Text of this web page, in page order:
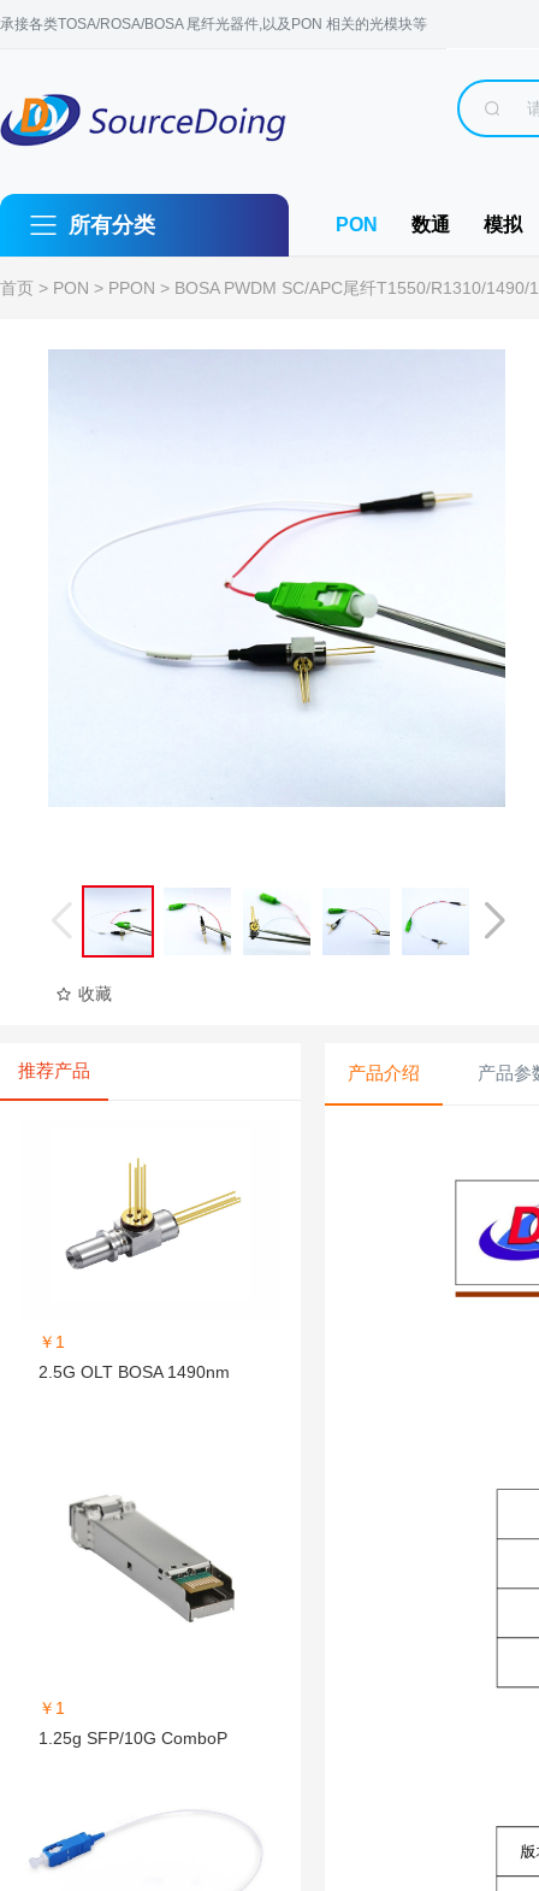
承接各类TOSA/ROSA/BOSA 尾纤光器件,以及PON 相关的光模块等
所有分类 PON 数通 模拟
首页 > PON > PPON > BOSA PWDM SC/APC尾纤T1550/R1310/1490/
收藏
推荐产品
￥1
2.5G OLT BOSA 1490nm
￥1
1.25g SFP/10G ComboP
产品介绍 产品参